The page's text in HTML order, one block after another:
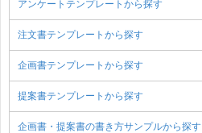
アンケートテンプレートから探す
注文書テンプレートから探す
企画書テンプレートから探す
提案書テンプレートから探す
企画書・提案書の書き方サンプルから探す